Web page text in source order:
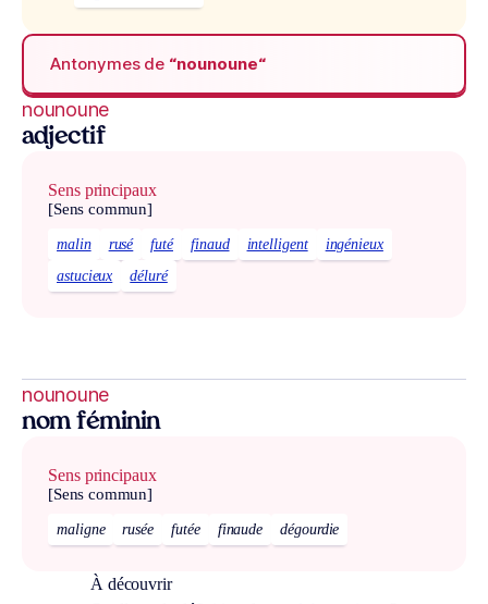
Antonymes de “nounoune“
nounoune
adjectif
Sens principaux
[Sens commun]
malin rusé futé finaud intelligent
ingénieux
astucieux
déluré
nounoune
nom féminin
Sens principaux
[Sens commun]
maligne rusée futée finaude dégourdie
À découvrir